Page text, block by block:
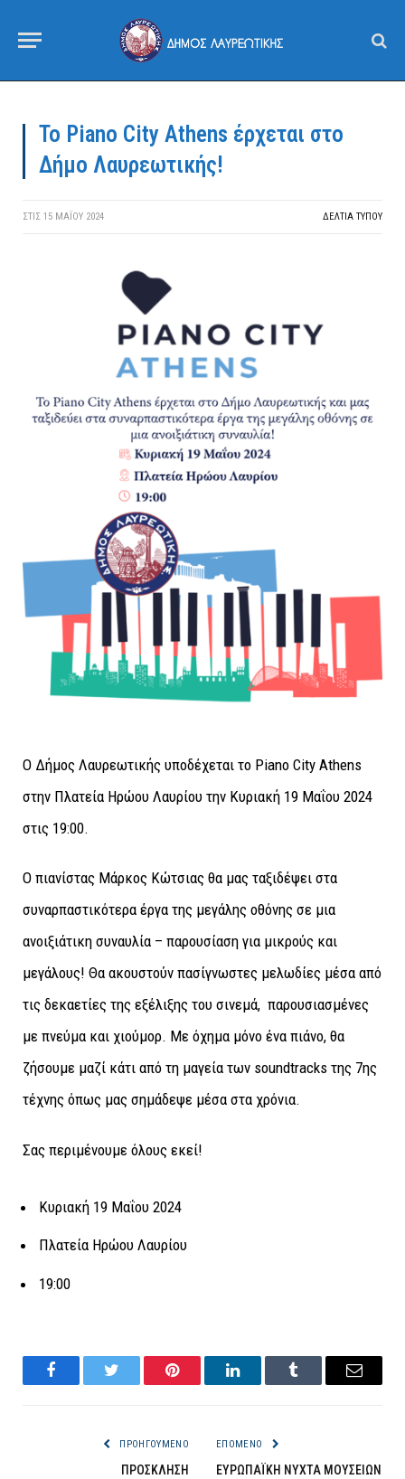
Το Piano City Athens έρχεται στο
Δήμο Λαυρεωτικής!
ΣΤΙΣ 15 ΜΑΪ́ΟΥ 2024 ΔΕΛΤΙΑ ΤΥΠΟΥ
Ο Δήμος Λαυρεωτικής υποδέχεται το Piano City Athens
στην Πλατεία Ηρώου Λαυρίου την Κυριακή 19 Μαΐου 2024
στις 19:00.
Ο πιανίστας Μάρκος Κώτσιας θα μας ταξιδέψει στα
συναρπαστικότερα έργα της μεγάλης οθόνης σε μια
ανοιξιάτικη συναυλία – παρουσίαση για μικρούς και
μεγάλους! Θα ακουστούν πασίγνωστες μελωδίες μέσα από
τις δεκαετίες της εξέλιξης του σινεμά, παρουσιασμένες
με πνεύμα και χιούμορ. Με όχημα μόνο ένα πιάνο, θα
ζήσουμε μαζί κάτι από τη μαγεία των soundtracks της 7ης
τέχνης όπως μας σημάδεψε μέσα στα χρόνια.
Σας περιμένουμε όλους εκεί!
Κυριακή 19 Μαΐου 2024
Πλατεία Ηρώου Λαυρίου
19:00
FacebookTwitter Pinterest LinkedInTumblr Email
ΠΡΟΗΓΟΎΜΕΝΟ
ΠΡΟΣΚΛΗΣΗ
ΕΠΌΜΕΝΟ
ΕΥΡΩΠΑΪΚΗ ΝΥΧΤΑ ΜΟΥΣΕΙΩΝ